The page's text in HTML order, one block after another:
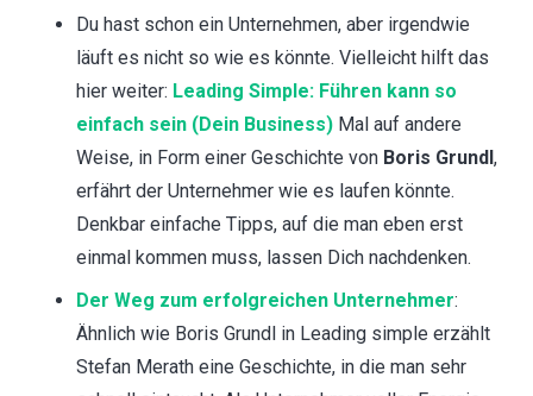
Du hast schon ein Unternehmen, aber irgendwie
läuft es nicht so wie es könnte. Vielleicht hilft das
hier weiter: Leading Simple: Führen kann so
einfach sein (Dein Business) Mal auf andere
Weise, in Form einer Geschichte von Boris Grundl ,
erfährt der Unternehmer wie es laufen könnte.
Denkbar einfache Tipps, auf die man eben erst
einmal kommen muss, lassen Dich nachdenken.
Der Weg zum erfolgreichen Unternehmer:
Ähnlich wie Boris Grundl in Leading simple erzählt
Stefan Merath eine Geschichte, in die man sehr